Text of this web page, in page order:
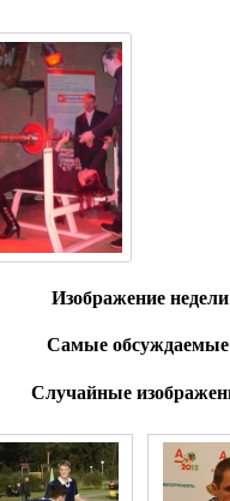
Изображение недели
Самые
Случайные